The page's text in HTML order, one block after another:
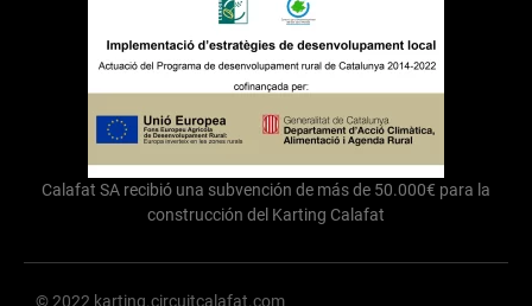
Calafat SA recibió una subvención de más de 50.000€ para la
construcción del Karting Calafat
© 2022 karting.circuitcalafat.com